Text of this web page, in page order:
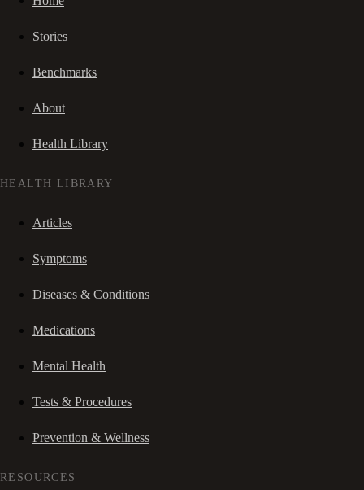
Stories
Benchmarks
About
Health Library
HEALTH LIBRARY
Articles
Symptoms
Diseases & Conditions
Medications
Mental Health
Tests & Procedures
Prevention & Wellness
RESOURCES